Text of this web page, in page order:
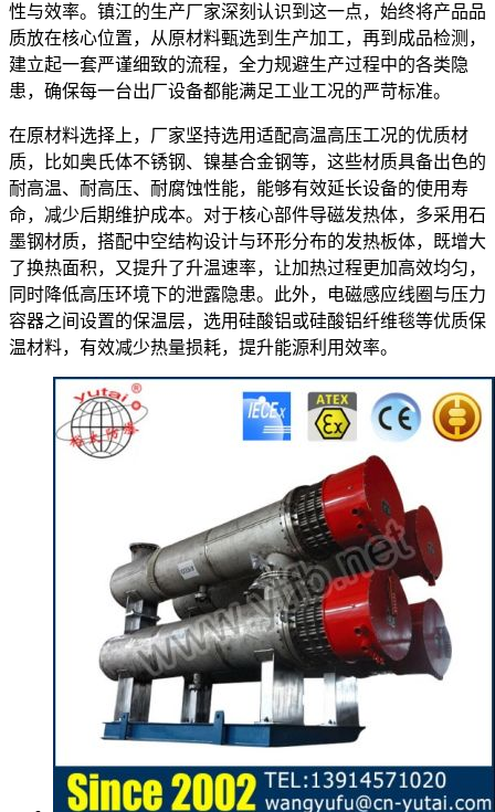
性与效率。镇江的生产厂家深刻认识到这一点，始终将产品品
质放在核心位置，从原材料甄选到生产加工，再到成品检测，
建立起一套严谨细致的流程，全力规避生产过程中的各类隐
患，确保每一台出厂设备都能满足工业工况的严苛标准。
在原材料选择上，厂家坚持选用适配高温高压工况的优质材
质，比如奥氏体不锈钢、镍基合金钢等，这些材质具备出色的
耐高温、耐高压、耐腐蚀性能，能够有效延长设备的使用寿
命，减少后期维护成本。对于核心部件导磁发热体，多采用石
墨钢材质，搭配中空结构设计与环形分布的发热板体，既增大
了换热面积，又提升了升温速率，让加热过程更加高效均匀，
同时降低高压环境下的泄露隐患。此外，电磁感应线圈与压力
容器之间设置的保温层，选用硅酸铝或硅酸铝纤维毯等优质保
温材料，有效减少热量损耗，提升能源利用效率。